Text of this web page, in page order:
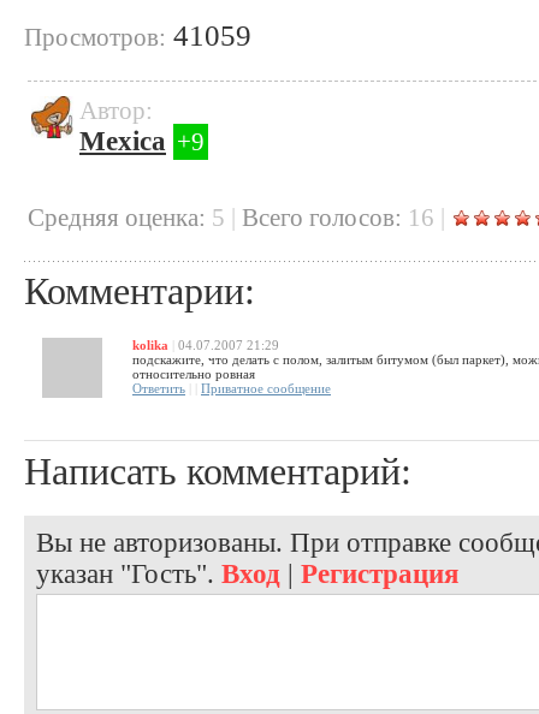
Просмотров: 41059
Автор:
Mexica +9
Cредняя оценка: 5 | Всего голосов: 16 |
Комментарии:
kolika
04.07.2007 21:29
подскажите, что делать с полом, залитым битумом (был паркет),
относительно ровная
Ответить
Приватное сообщение
Написать комментарий:
Вы не авторизованы. При отправке
указан "Гость". Вход | Регистрация